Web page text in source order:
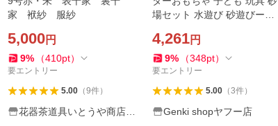
家 袱紗 服紗
5,000円
9% （410pt）
要エントリー
5.00（9件）
花器茶道具いとうや商店ヤ
場セット 水遊び 砂遊びー室
キッズ アウトドア ビーチお
もちゃ
4,261円
9% （348pt）
要エントリー
5.00（3件）
Genki shopヤフー店